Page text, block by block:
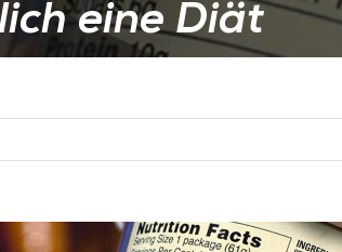
eine Diät